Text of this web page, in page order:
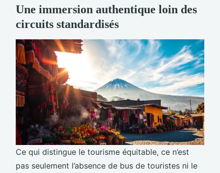
Une immersion authentique loin des
circuits standardisés
Ce qui distingue le tourisme équitable, ce n’est
pas seulement l’absence de bus de touristes ni le